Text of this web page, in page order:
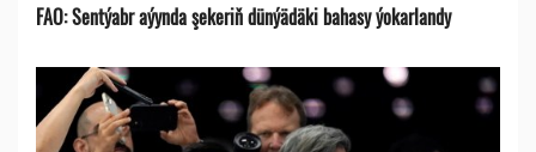
FAO: Sentýabr aýynda şekeriň dünýädäki bahasy ýokarlandy